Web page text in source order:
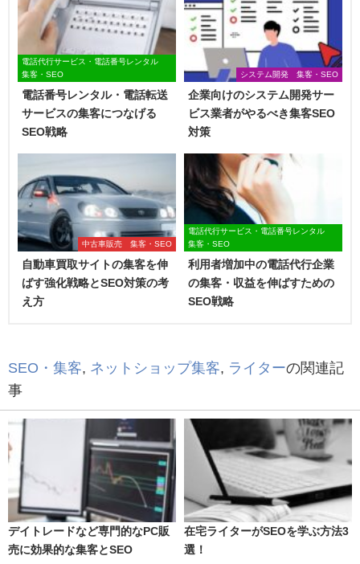
電話代行サービス・電話番号レンタル
集客・SEO
電話番号レンタル・電話転送
サービスの集客につなげる
SEO戦略
システム開発 集客・SEO
企業向けのシステム開発サー
ビス業者がやるべき集客SEO
対策
中古車販売 集客・SEO
自動車買取サイトの集客を伸
ばす強化戦略とSEO対策の考
え方
電話代行サービス・電話番号レンタル
集客・SEO
利用者増加中の電話代行企業
の集客・収益を伸ばすための
SEO戦略
SEO・集客, ネットショップ集客, ライターの関連記
事
デイトレードなど専門的なPC販
売に効果的な集客とSEO
在宅ライターがSEOを学ぶ方法3
選！